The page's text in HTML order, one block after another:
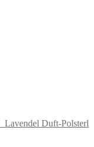
Lavendel Duft-Polsterl